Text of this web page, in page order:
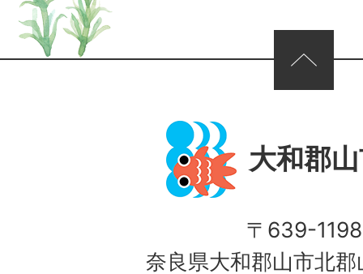
ページの先頭へ
大和郡
〒639-1198
奈良県大和郡山市北